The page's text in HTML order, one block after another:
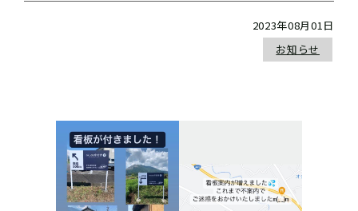
2023年08月01日
お知らせ